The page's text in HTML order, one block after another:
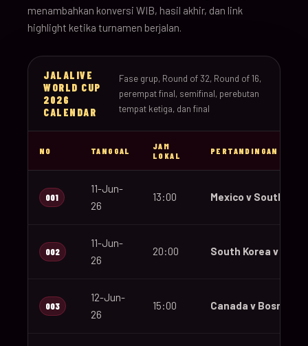
menambahkan konversi WIB, hasil akhir, dan link
highlight ketika turnamen berjalan.
JALALIVE
WORLD CUP
2026
CALENDAR
Fase grup, Round of 32, Round of 16,
perempat final, semifinal, perebutan
tempat ketiga, dan final
NO TANGGAL
JAM
LOKAL
PERTANDINGAN
001
11-Jun-
26
13:00 Mexico v South
002
11-Jun-
26
20:00 South Korea v
003
12-Jun-
26
15:00 Canada v Bosnia